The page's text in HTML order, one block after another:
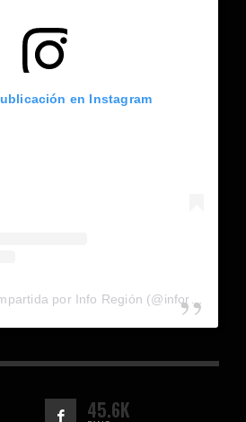
en Instagram
45.6K